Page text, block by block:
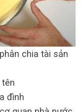
chia tài sản
tên
đình